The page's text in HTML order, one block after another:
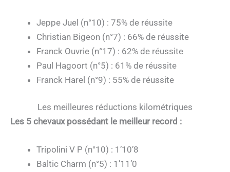
Jeppe Juel (n°10) : 75% de réussite
Christian Bigeon (n°7) : 66% de réussite
Franck Ouvrie (n°17) : 62% de réussite
Paul Hagoort (n°5) : 61% de réussite
Franck Harel (n°9) : 55% de réussite
Les meilleures réductions kilométriques
Les 5 chevaux possédant le meilleur record :
Tripolini V P (n°10) : 1’10’8
Baltic Charm (n°5) : 1’11’0